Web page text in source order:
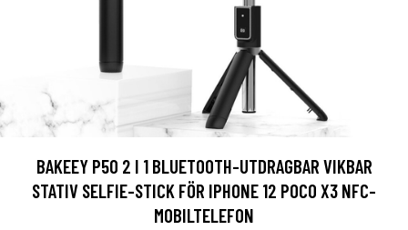
BAKEEY P50 2 I 1 BLUETOOTH-UTDRAGBAR VIKBAR
STATIV SELFIE-STICK FÖR IPHONE 12 POCO X3 NFC-
MOBILTELEFON